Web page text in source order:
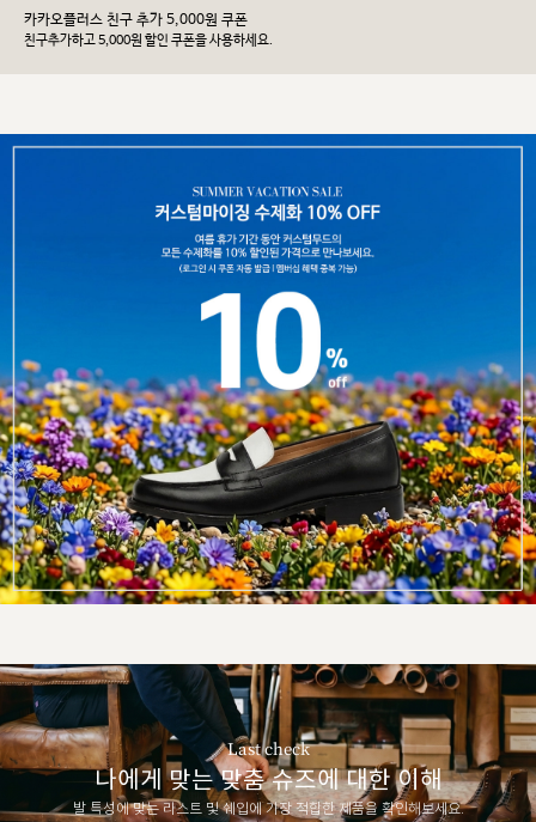
카카오플러스 친구 추가 5,000원 쿠폰
친구추가하고 5,000원 할인 쿠폰을 사용하세요.
Last check
나에게 맞는 맞춤 슈즈에 대한 이해
발 특성에 맞는 라스트 및 쉐입에 가장 적합한 제품을 확인해보세요.